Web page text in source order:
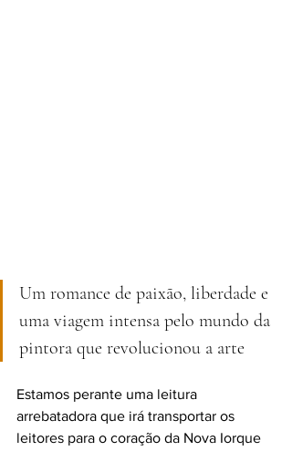
Um romance de paixão, liberdade e
uma viagem intensa pelo mundo da
pintora que revolucionou a arte
Estamos perante uma leitura
arrebatadora que irá transportar os
leitores para o coração da Nova Iorque